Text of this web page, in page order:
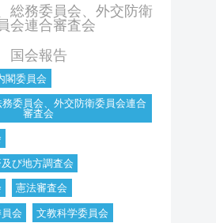
総務委員会、外交防衛
会連合審査会
国会報告
閣委員会
委員会、外交防衛委員会連合
審査会
び地方調査会
憲法審査会
会
文教科学委員会